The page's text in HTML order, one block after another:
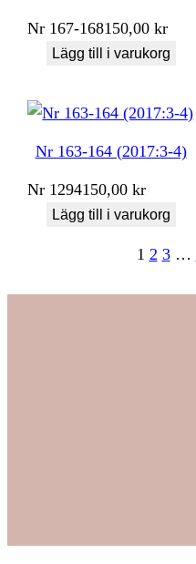
Nr 167-168150,00kr
Lägg till i varukorg
Nr 163-164 (2017:3-4)
Nr 1294150,00kr
Lägg till i varukorg
1 2 3 …